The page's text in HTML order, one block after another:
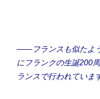
――フランスも似たよ
にフランクの生誕200
ランスで行われていま